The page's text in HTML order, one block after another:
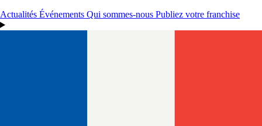
Actualités Événements Qui sommes-nous Publiez votre franchise